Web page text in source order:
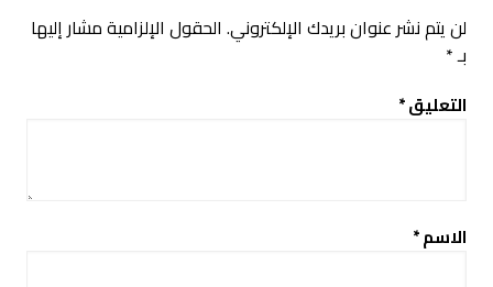
لن يتم نشر عنوان بريدك الإلكتروني. الحقول الإلزامية مشار إليها
بـ*
التعليق*
الاسم*